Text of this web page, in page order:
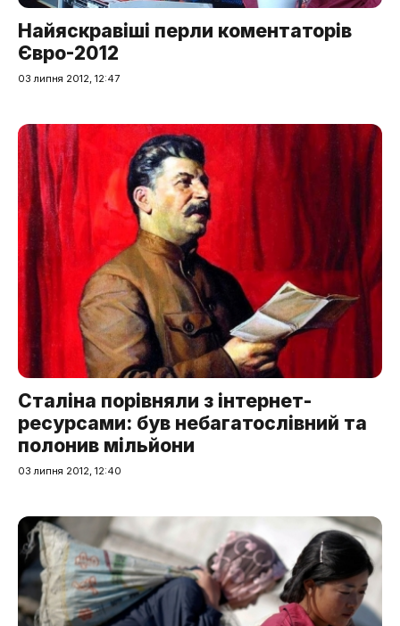
Найяскравіші перли коментаторів
Євро-2012
03 липня 2012, 12:47
Сталіна порівняли з інтернет-
ресурсами: був небагатослівний та
полонив мільйони
03 липня 2012, 12:40